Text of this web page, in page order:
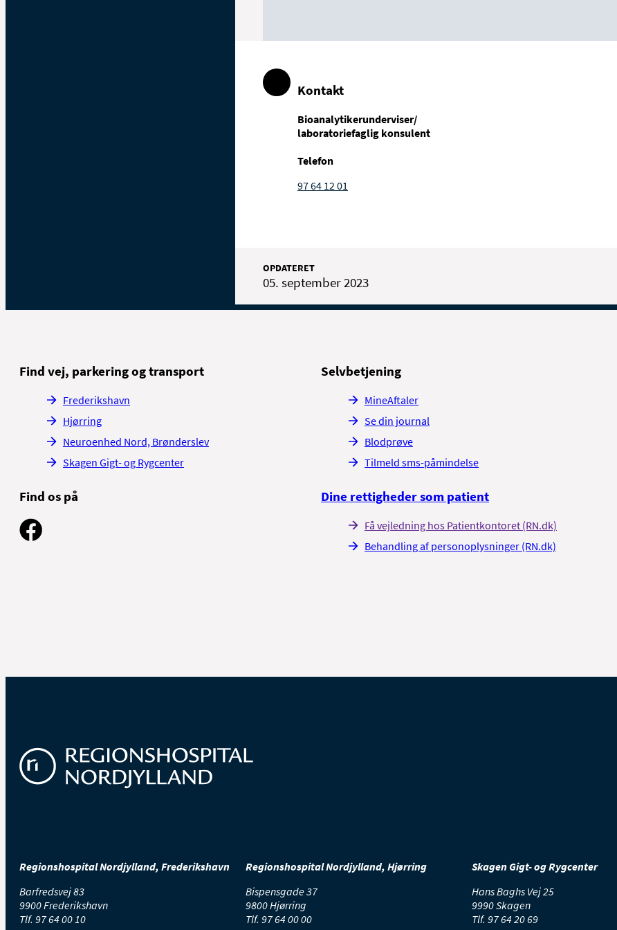
Kontakt
Bioanalytikerunderviser/
laboratoriefaglig konsulent
Telefon
97 64 12 01
OPDATERET
05. september 2023
Find vej, parkering og transport
Frederikshavn
Hjørring
Neuroenhed Nord, Brønderslev
Skagen Gigt- og Rygcenter
Find os på
Selvbetjening
MineAftaler
Se din journal
Blodprøve
Tilmeld sms-påmindelse
Dine rettigheder som patient
Få vejledning hos Patientkontoret (RN.dk)
Behandling af personoplysninger (RN.dk)
Regionshospital Nordjylland, Frederikshavn
Barfredsvej 83
9900 Frederikshavn
Tlf. 97 64 00 10
Regionshospital Nordjylland, Hjørring
Bispensgade 37
9800 Hjørring
Tlf. 97 64 00 00
Skagen Gigt- og Rygcenter
Hans Baghs Vej 25
9990 Skagen
Tlf. 97 64 20 69